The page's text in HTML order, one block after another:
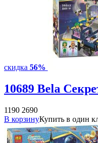
скидка 56%
10689 Bela
1190 2690
В корзинуКупить в один